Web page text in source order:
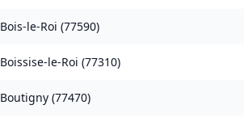
Bois-le-Roi (77590)
Boissise-le-Roi (77310)
Boutigny (77470)